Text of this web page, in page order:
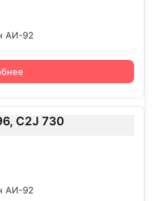
АИ-92
C2J 730
АИ-92